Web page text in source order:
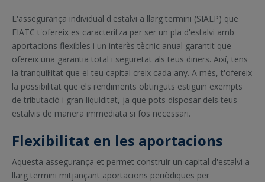
L'assegurança individual d'estalvi a llarg termini (SIALP) que
FIATC t'ofereix es caracteritza per ser un pla d'estalvi amb
aportacions flexibles i un interès tècnic anual garantit que
ofereix una garantia total i seguretat als teus diners. Així, tens
la tranquil·litat que el teu capital creix cada any. A més, t'ofereix
la possibilitat que els rendiments obtinguts estiguin exempts
de tributació i gran liquiditat, ja que pots disposar dels teus
estalvis de manera immediata si fos necessari.
Flexibilitat en les aportacions
Aquesta assegurança et permet construir un capital d'estalvi a
llarg termini mitjançant aportacions periòdiques per